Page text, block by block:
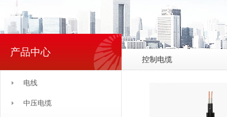
产品中心
电线
中压电缆
控制电缆